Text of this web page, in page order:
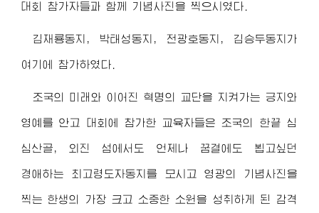
대회 참가자들과 함께 기념사진을 찍으시였다.
김재룡동지, 박태성동지, 전광호동지, 김승두동지가
여기에 참가하였다.
조국의 미래와 이어진 혁명의 교단을 지켜가는 긍지와
영예를 안고 대회에 참가한 교육자들은 조국의 한끝 심
심산골, 외진 섬에서도 언제나 꿈결에도 뵙고싶던
경애하는 최고령도자동지 를 모시고 영광의 기념사진을
찍는 한생의 가장 크고 소중한 소원을 성취하게 된 감격